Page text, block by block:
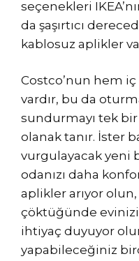
seçenekleri
da şaşırtıcı
kablosuz aplikler
Costco’nun hem
vardır, bu da
sundurmayı tek
olanak tanır. İster
vurgulayacak yeni
odanızı daha
aplikler arıyor olun,
çöktüğünde
ihtiyaç duyuyor
yapabileceğiniz